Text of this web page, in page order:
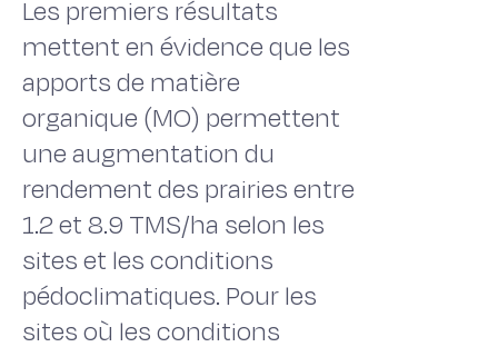
Les premiers résultats
mettent en évidence que les
apports de matière
organique (MO) permettent
une augmentation du
rendement des prairies entre
1.2 et 8.9 TMS/ha selon les
sites et les conditions
pédoclimatiques. Pour les
sites où les conditions